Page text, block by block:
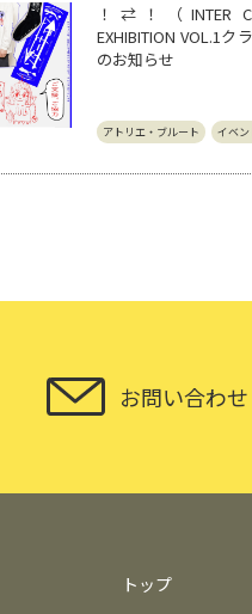
！⇄！（INTER
EXHIBITION VOL.1
のお知らせ
アトリエ・ブルート イベン
お問い合わせ
トップ